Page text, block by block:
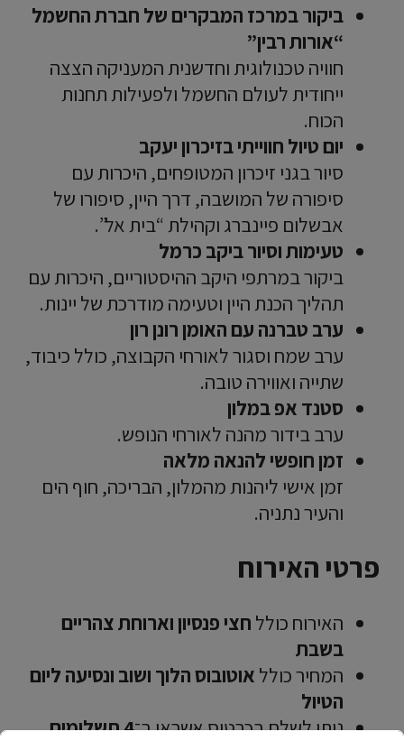
ביקור במרכז המבקרים של חברת החשמל
“אורות רבין”
חוויה טכנולוגית וחדשנית המעניקה הצצה
ייחודית לעולם החשמל ולפעילות תחנות
הכוח.
יום טיול חווייתי בזיכרון יעקב
סיור בגני זיכרון המטופחים, היכרות עם
סיפורה של המושבה, דרך היין, סיפורו של
אבשלום פיינברג וקהילת “בית אל”.
טעימות וסיור ביקב כרמל
ביקור במרתפי היקב ההיסטוריים, היכרות עם
תהליך הכנת היין וטעימה מודרכת של יינות.
ערב טברנה עם האומן רונן רון
ערב שמח וסגור לאורחי הקבוצה, כולל כיבוד,
שתייה ואווירה טובה.
סטנד אפ במלון
ערב בידור מהנה לאורחי הנופש.
זמן חופשי להנאה מלאה
זמן אישי ליהנות מהמלון, הבריכה, חוף הים
והעיר נתניה.
פרטי האירוח
האירוח כולל חצי פנסיון וארוחת צהריים
בשבת
המחיר כולל אוטובוס הלוך ושוב ונסיעה ליום
הטיול
ניתן לשלם בכרטיס אשראי ב־ 4 תשלומים